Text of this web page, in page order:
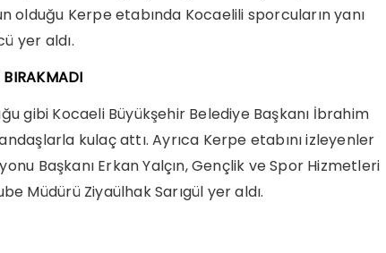
olduğu Kerpe etabında Kocaelili sporcuların yanı
yer aldı.
BIRAKMADI
gibi Kocaeli Büyükşehir Belediye Başkanı İbrahim
kulaç attı. Ayrıca Kerpe etabını izleyenler
Başkanı Erkan Yalçın, Gençlik ve Spor Hizmetleri
Müdürü Ziyaülhak Sarıgül yer aldı.